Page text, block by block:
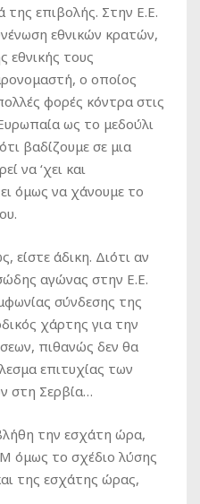
επιβολής. Στην Ε.Ε.
εθνικών κρατών,
εθνικής τους
ο οποίος
φορές κόντρα στις
Ευρωπαία ως το μεδούλι
βαδίζουμε σε μια
να ‘χει και
όμως να χάνουμε το
είστε άδικη. Διότι αν
αγώνας στην Ε.Ε.
σύνδεσης της
χάρτης για την
πιθανώς δεν θα
επιτυχίας των
στη Σερβία…
την εσχάτη ώρα,
όμως το σχέδιο λύσης
της εσχάτης ώρας,